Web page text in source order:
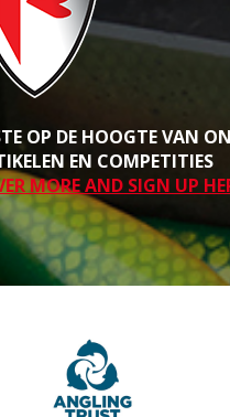
OP DE HOOGTE VAN
EN COMPETITIES
MORE AND SIGN UP